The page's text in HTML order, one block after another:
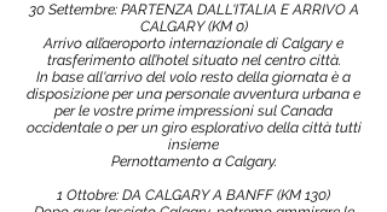
30 Settembre: PARTENZA DALL'ITALIA E ARRIVO A
CALGARY (KM 0)
Arrivo all’aeroporto internazionale di Calgary e
trasferimento all’hotel situato nel centro città.
In base all'arrivo del volo resto della giornata è a
disposizione per una personale avventura urbana e
per le vostre prime impressioni sul Canada
occidentale o per un giro esplorativo della città tutti
insieme
Pernottamento a Calgary.
1 Ottobre: DA CALGARY A BANFF (KM 130)